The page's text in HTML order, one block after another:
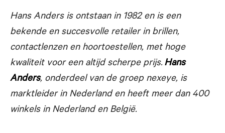
Hans Anders is ontstaan in 1982 en is een
bekende en succesvolle retailer in brillen,
contactlenzen en hoortoestellen, met hoge
kwaliteit voor een altijd scherpe prijs. Hans
Anders, onderdeel van de groep nexeye, is
marktleider in Nederland en heeft meer dan 400
winkels in Nederland en België.